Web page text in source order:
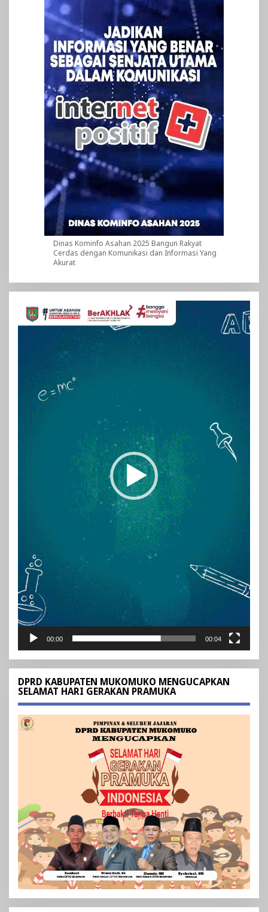
Dinas Kominfo Asahan 2025 Bangun Rakyat
Cerdas dengan Komunikasi dan Informasi Yang
Akurat
Pemutar
Video
00:00 00:04
DPRD KABUPATEN MUKOMUKO MENGUCAPKAN
SELAMAT HARI GERAKAN PRAMUKA